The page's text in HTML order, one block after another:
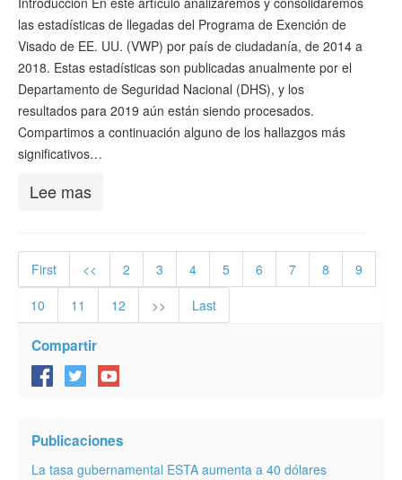
las estadísticas de llegadas del Programa de Exención de
Visado de EE. UU. (VWP) por país de ciudadanía, de 2014 a
2018. Estas estadísticas son publicadas anualmente por el
Departamento de Seguridad Nacional (DHS), y los
resultados para 2019 aún están siendo procesados.
Compartimos a continuación alguno de los hallazgos más
significativos…
Lee mas
First << 2 3 4 5 6 7 8
9
10
11 12 >> Last
Compartir
Publicaciones
La tasa gubernamental ESTA aumenta a 40 dólares